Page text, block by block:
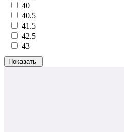
40
40.5
41.5
42.5
43